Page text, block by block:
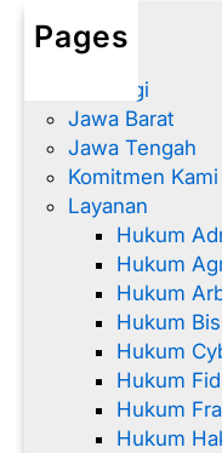
Pages
Home
Hubungi
Jawa Barat
Jawa Tengah
Komitmen Kami
Layanan
Hukum
Hukum
Hukum
Hukum
Hukum
Hukum
Hukum
Hukum